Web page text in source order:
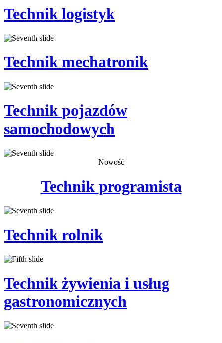
Technik logistyk
Technik mechatronik
Technik pojazdów
samochodowych
Nowość
Technik programista
Technik rolnik
Technik żywienia i usług
gastronomicznych